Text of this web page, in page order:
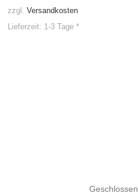
zzgl. Versandkosten
Lieferzeit: 1-3 Tage *
Geschlossen